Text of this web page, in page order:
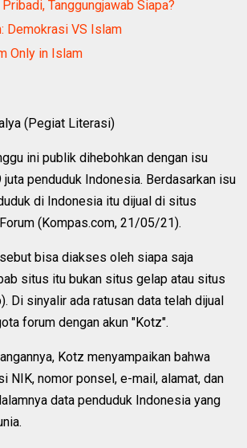
Tanggungjawab Siapa?
Demokrasi VS Islam
Only in Islam
(Pegiat Literasi)
ini publik dihebohkan dengan isu
penduduk Indonesia. Berdasarkan isu
di Indonesia itu dijual di situs
(Kompas.com, 21/05/21).
bisa diakses oleh siapa saja
situs itu bukan situs gelap atau situs
Di sinyalir ada ratusan data telah dijual
forum dengan akun "Kotz".
Kotz menyampaikan bahwa
NIK, nomor ponsel, e-mail, alamat, dan
data penduduk Indonesia yang